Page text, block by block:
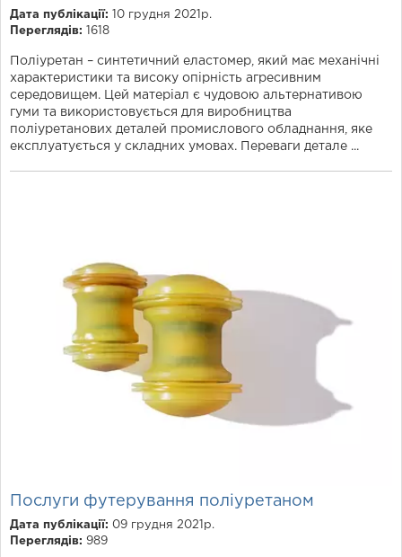
Дата публікації: 10 грудня 2021р.
Переглядів: 1618
Поліуретан – синтетичний еластомер, який має механічні
характеристики та високу опірність агресивним
середовищем. Цей матеріал є чудовою альтернативою
гуми та використовується для виробництва
поліуретанових деталей промислового обладнання, яке
експлуатується у складних умовах. Переваги детале ...
Послуги футерування поліуретаном
Дата публікації: 09 грудня 2021р.
Переглядів: 989